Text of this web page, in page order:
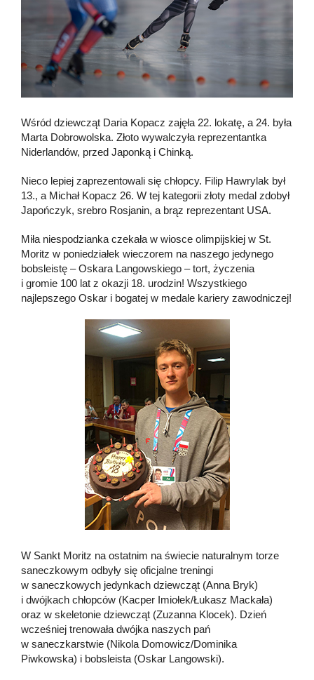
Wśród dziewcząt Daria Kopacz zajęła 22. lokatę, a 24. była
Marta Dobrowolska. Złoto wywalczyła reprezentantka
Niderlandów, przed Japonką i Chinką.
Nieco lepiej zaprezentowali się chłopcy. Filip Hawrylak był
13., a Michał Kopacz 26. W tej kategorii złoty medal zdobył
Japończyk, srebro Rosjanin, a brąz reprezentant USA.
Miła niespodzianka czekała w wiosce olimpijskiej w St.
Moritz w poniedziałek wieczorem na naszego jedynego
bobsleistę – Oskara Langowskiego – tort, życzenia
i gromie 100 lat z okazji 18. urodzin! Wszystkiego
najlepszego Oskar i bogatej w medale kariery zawodniczej!
W Sankt Moritz na ostatnim na świecie naturalnym torze
saneczkowym odbyły się oficjalne treningi
w saneczkowych jedynkach dziewcząt (Anna Bryk)
i dwójkach chłopców (Kacper Imiołek/Łukasz Mackała)
oraz w skeletonie dziewcząt (Zuzanna Klocek). Dzień
wcześniej trenowała dwójka naszych pań
w saneczkarstwie (Nikola Domowicz/Dominika
Piwkowska) i bobsleista (Oskar Langowski).